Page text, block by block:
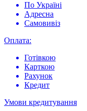
По Україні
Адресна
Самовивіз
Оплата:
Готівкою
Карткою
Рахунок
Кредит
Умови кредитування